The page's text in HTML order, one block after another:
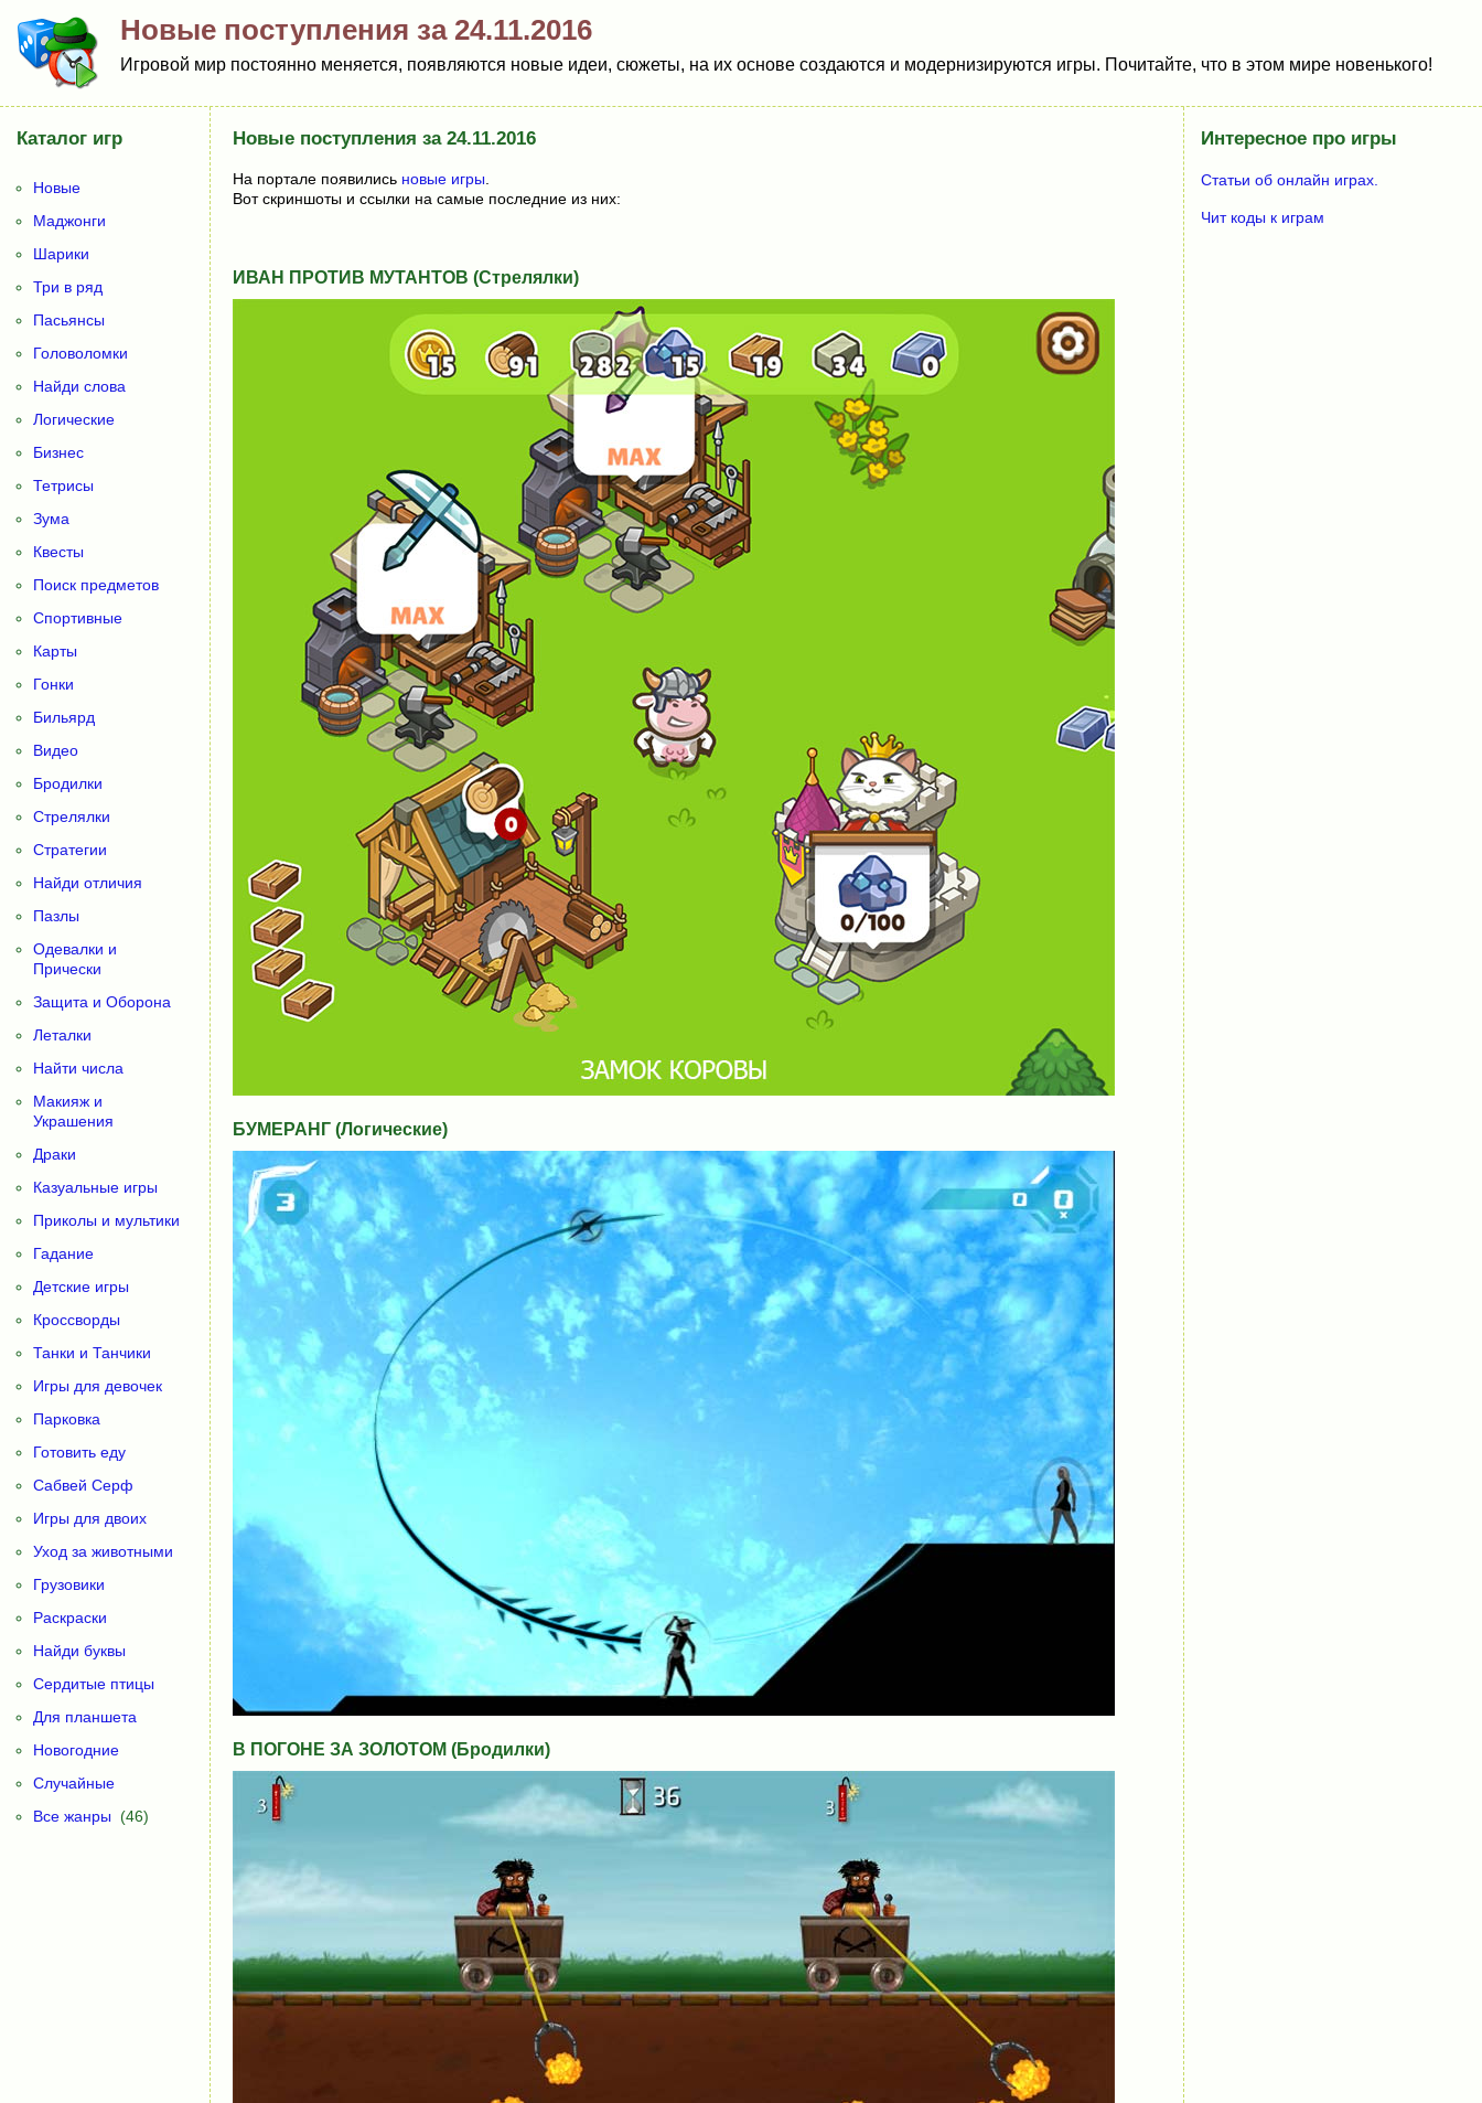
Новые поступления за 24.11.2016
Игровой мир постоянно меняется, появляются новые идеи, сюжеты, на их основе создаются и модернизируются игры. Почитайте, что в этом мире новенького!
Новые поступления за 24.11.2016
На портале появились новые игры
Вот скриншоты и ссылки на самые последние из них:
ИВАН ПРОТИВ МУТАНТОВ (Стрелялки)
БУМЕРАНГ (Логические)
В ПОГОНЕ ЗА ЗОЛОТОМ (Бродилки)
Каталог игр
Новые
Маджонги
Шарики
Три в ряд
Пасьянсы
Головоломки
Найди слова
Логические
Бизнес
Тетрисы
Зума
Квесты
Поиск предметов
Спортивные
Карты
Гонки
Бильярд
Видео
Бродилки
Стрелялки
Стратегии
Найди отличия
Пазлы
Одевалки и
Прически
Защита и Оборона
Леталки
Найти числа
Макияж и
Украшения
Драки
Казуальные игры
Приколы и мультики
Гадание
Детские игры
Кроссворды
Танки и Танчики
Игры для девочек
Парковка
Готовить еду
Сабвей Серф
Игры для двоих
Уход за животными
Грузовики
Раскраски
Найди буквы
Сердитые птицы
Для планшета
Новогодние
Случайные
Все жанры (46)
Интересное про игры
Статьи об онлайн играх.
Чит коды к играм